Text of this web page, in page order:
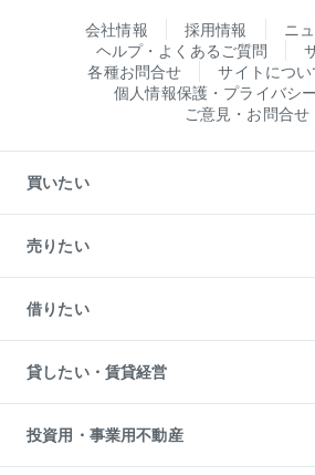
会社情報 採用情報
ニ
ヘルプ・よくあるご質問
各種お問合せ
サイトにつ
個人情報保護・プライバシ
ご意見・お問合せ
買いたい
新築・分譲マンションの購入
中古マンションの購入
一戸建ての購入
中古一戸建ての購入
不動産購入の流れ
注目キーワード物件特集
購入ガイド
English 繁体中文簡体中文
売りたい
一戸建ての売却・査定
土地の売却・査定
スピードAI査定
不動産査定について
不動産売却の流れ
不動産買換えの流れ
売却ガイド
借りたい
オフィス・店舗の賃貸
借りるときの流れ
借りるガイド
貸したい・賃貸経営
マンション賃料データ
賃貸管理プラン
リロケーションについて
投資用・事業用不動産